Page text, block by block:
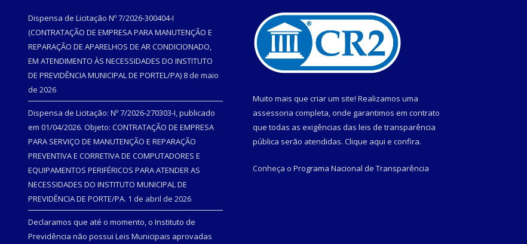
Dispensa de Licitação Nº 7/2026-300404-I
(CONTRATAÇÃO DE EMPRESA PARA MANUTENÇÃO E
REPARAÇÃO DE APARELHOS DE AR CONDICIONADO,
EM ATENDIMENTO ÀS NECESSIDADES DO INSTITUTO
DE PREVIDÊNCIA MUNICIPAL DE PORTEL/PA) 8 de maio
de 2026
Dispensa de Licitação: Nº 7/2026-270303-I, publicado
em 01/04/2026. Objeto: CONTRATAÇÃO DE EMPRESA
PARA SERVIÇO DE MANUTENÇÃO E REPARAÇÃO
PREVENTIVA E CORRETIVA DE COMPUTADORES E
EQUIPAMENTOS PERIFÉRICOS PARA ATENDER AS
NECESSIDADES DO INSTITUTO MUNICIPAL DE
PREVIDÊNCIA DE PORTE/PA. 1 de abril de 2026
Declaramos que até o momento, o Instituto de
Previdência não possui Leis Municipais aprovadas
Muito mais que criar um site! Realizamos uma
assessoria completa, onde garantimos em contrato
que todas as exigências das leis de transparência
pública serão atendidas. Clique aqui e confira.
Conheça o Programa Nacional de Transparência